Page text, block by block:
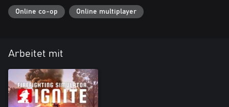
Online co-op Online multiplayer
Arbeitet mit